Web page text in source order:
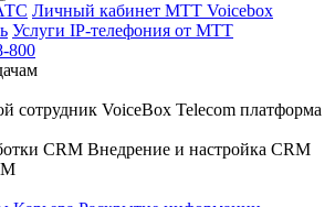
Личный кабинет МТТ Voicebox
Услуги IP-телефония от МТТ
800
сотрудник VoiceBox Telecom платформа
CRM Внедрение и настройка CRM